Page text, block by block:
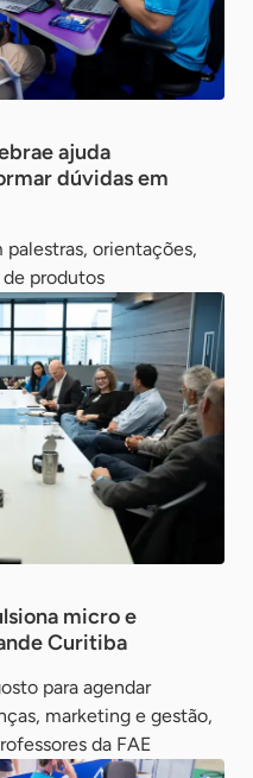
ajuda
dúvidas em
palestras, orientações,
produtos
micro e
Curitiba
para agendar
marketing e gestão,
da FAE